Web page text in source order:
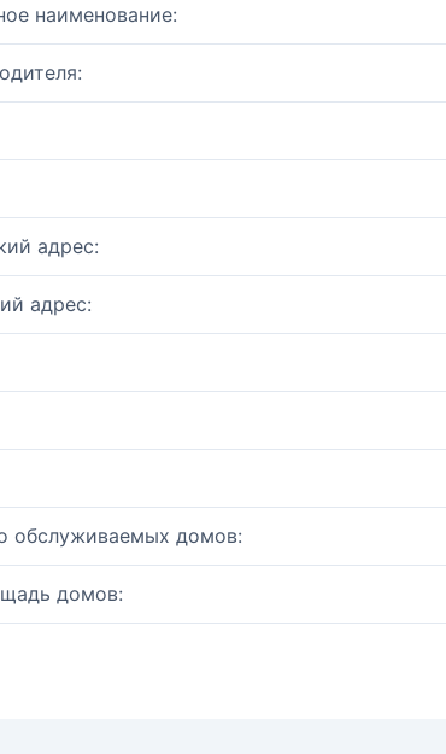
наименование:
адрес:
адрес:
обслуживаемых домов:
домов: